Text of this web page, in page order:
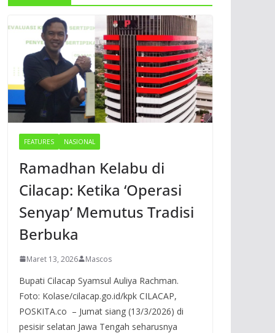
FEATURES NASIONAL
Ramadhan Kelabu di
Cilacap: Ketika ‘Operasi
Senyap’ Memutus Tradisi
Berbuka
Maret 13, 2026 Mascos
Bupati Cilacap Syamsul Auliya Rachman.
Foto: Kolase/cilacap.go.id/kpk CILACAP,
POSKITA.co – Jumat siang (13/3/2026) di
pesisir selatan Jawa Tengah seharusnya